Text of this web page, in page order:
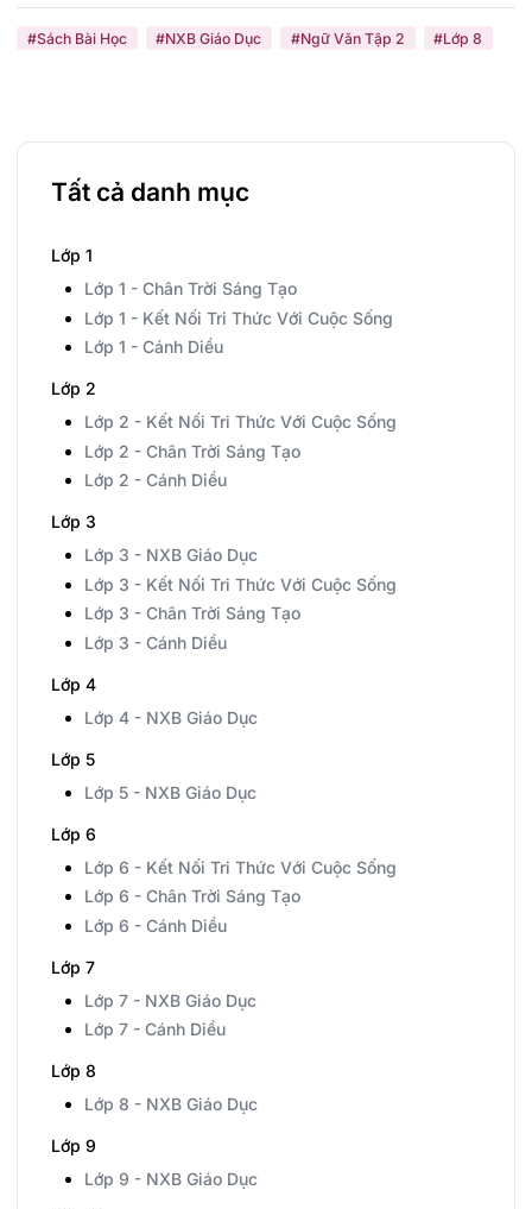
#Sách Bài Học #NXB Giáo Dục #Ngữ Văn Tập 2 #Lớp 8
Tất cả danh mục
Lớp 1
Lớp 1 - Chân Trời Sáng Tạo
Lớp 1 - Kết Nối Tri Thức Với Cuộc Sống
Lớp 1 - Cánh Diều
Lớp 2
Lớp 2 - Kết Nối Tri Thức Với Cuộc Sống
Lớp 2 - Chân Trời Sáng Tạo
Lớp 2 - Cánh Diều
Lớp 3
Lớp 3 - NXB Giáo Dục
Lớp 3 - Kết Nối Tri Thức Với Cuộc Sống
Lớp 3 - Chân Trời Sáng Tạo
Lớp 3 - Cánh Diều
Lớp 4
Lớp 4 - NXB Giáo Dục
Lớp 5
Lớp 5 - NXB Giáo Dục
Lớp 6
Lớp 6 - Kết Nối Tri Thức Với Cuộc Sống
Lớp 6 - Chân Trời Sáng Tạo
Lớp 6 - Cánh Diều
Lớp 7
Lớp 7 - NXB Giáo Dục
Lớp 7 - Cánh Diều
Lớp 8
Lớp 8 - NXB Giáo Dục
Lớp 9
Lớp 9 - NXB Giáo Dục